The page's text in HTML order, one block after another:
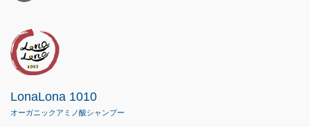
LonaLona 1010
オーガニックアミノ酸シャンプー